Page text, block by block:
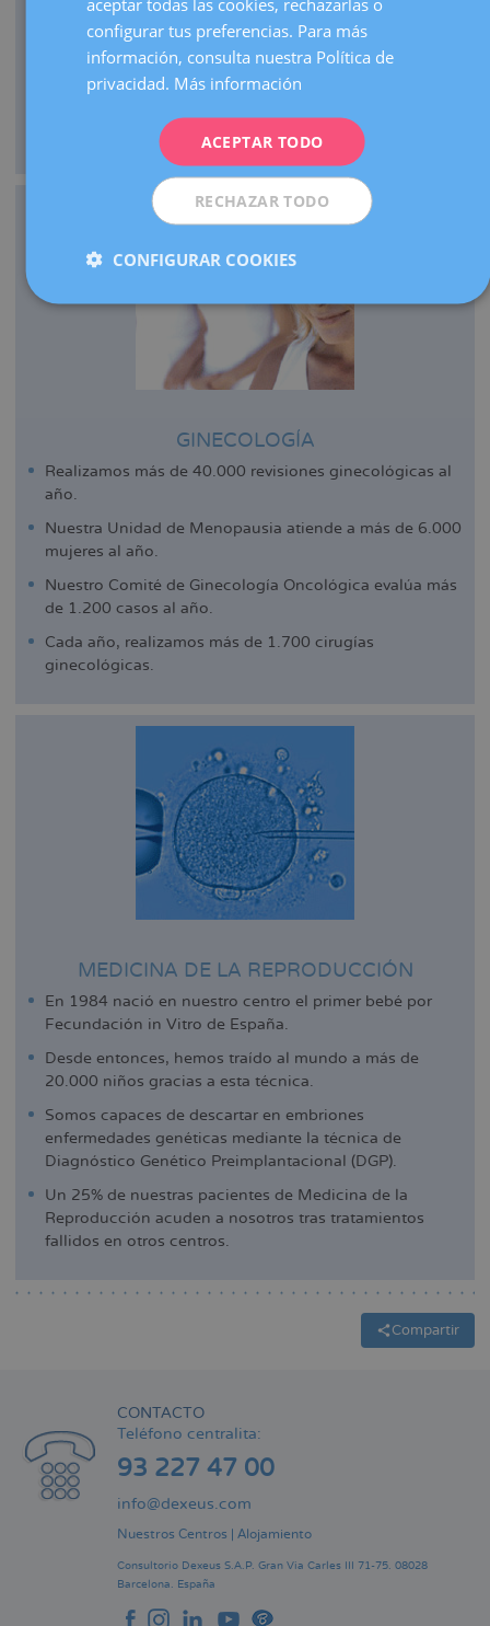
Como centro de referencia, hacemos más de 3.000
visitas de embarazos de alto riesgo al año.
Contamos con una UCI Neonatal de nivel III que atiende
GINECOLOGÍA
Realizamos más de 40.000 revisiones ginecológicas al
año.
Nuestra Unidad de Menopausia atiende a más de 6.000
mujeres al año.
Nuestro Comité de Ginecología Oncológica evalúa más
de 1.200 casos al año.
Cada año, realizamos más de 1.700 cirugías
ginecológicas.
MEDICINA DE LA REPRODUCCIÓN
En 1984 nació en nuestro centro el primer bebé por
Fecundación in Vitro de España.
Desde entonces, hemos traído al mundo a más de
20.000 niños gracias a esta técnica.
Somos capaces de descartar en embriones
enfermedades genéticas mediante la técnica de
Diagnóstico Genético Preimplantacional (DGP).
Un 25% de nuestras pacientes de Medicina de la
Reproducción acuden a nosotros tras tratamientos
fallidos en otros centros.
Compartir
CONTACTO
Teléfono centralita:
93 227 47 00
info@dexeus.com
Nuestros Centros Alojamiento
Consultorio Dexeus S.A.P. Gran Via Carles III 71-75. 08028
Barcelona. España
configurar tus preferencias. Para más
información, consulta nuestra Política de
privacidad. Más información
ACEPTAR TODO
RECHAZAR TODO
CONFIGURAR COOKIES